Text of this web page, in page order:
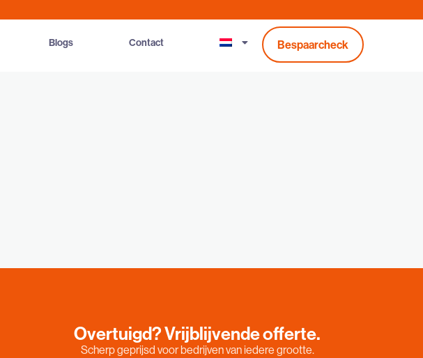
Blogs Contact Bespaarcheck
Overtuigd? Vrijblijvende offerte.
Scherp geprijsd voor bedrijven van iedere grootte.